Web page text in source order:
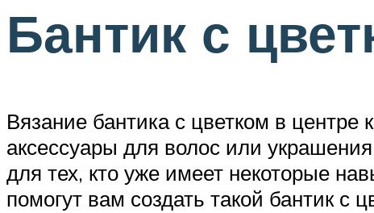
Бантик с
Вязание бантика с цветком в
аксессуары для волос или
для тех, кто уже имеет некоторые
помогут вам создать такой бантик с